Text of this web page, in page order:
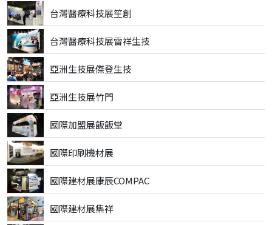
台灣醫療科技展笙創
台灣醫療科技展雷祥生技
亞洲生技展傑登生技
亞洲生技展竹門
國際加盟展飯飯堂
國際印刷機材展
國際建材展康辰COMPAC
國際建材展集祥